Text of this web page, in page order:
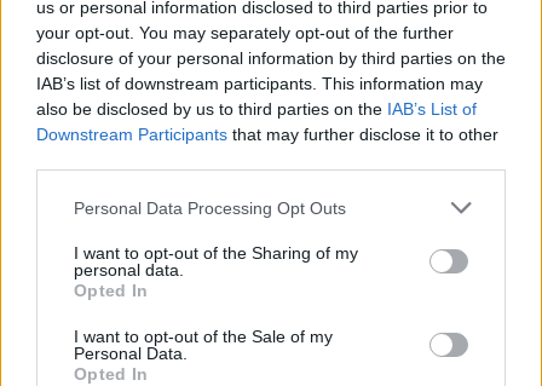
us or personal information disclosed to third parties prior to
your opt-out. You may separately opt-out of the further
disclosure of your personal information by third parties on the
IAB’s list of downstream participants. This information may
also be disclosed by us to third parties on the IAB’s List of
Downstream Participants that may further disclose it to other
Personal Data Processing Opt Outs
I want to opt-out of the Sharing of my
personal data.
Opted In
I want to opt-out of the Sale of my
Personal Data.
Opted In
Voir la vidéo de «Be Faithful (feat.
The Crooklyn Clan)»
Paroles + Traduction
Commentaires